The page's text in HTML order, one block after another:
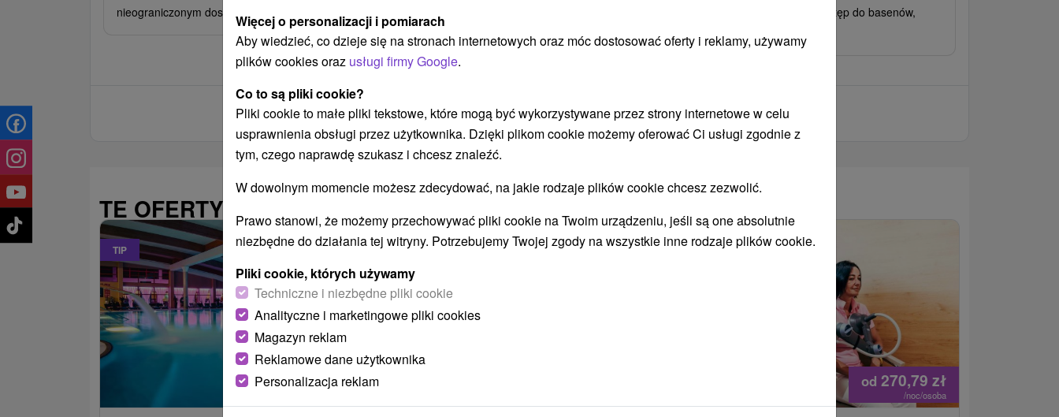
nieograniczonym dostępem do basenów.
dostęp do basenów, saun i hotelowego centrum
fitness.
dziennie oraz bezpłatny dostęp do basenów,
Załaduj więcej
TE OFERTY MOGĄ PAŃSTWO BYĆ TAKŻE ZAINTERESOWANY
TIP
od486,09zł od 270,79 zł
/noc/osoba
Więcej o personalizacji i pomiarach
Aby wiedzieć, co dzieje się na stronach internetowych oraz móc dostosować oferty i reklamy, używamy
plików cookies oraz usługi firmy Google.
Co to są pliki cookie?
Pliki cookie to małe pliki tekstowe, które mogą być wykorzystywane przez strony internetowe w celu
usprawnienia obsługi przez użytkownika. Dzięki plikom cookie możemy oferować Ci usługi zgodnie z
tym, czego naprawdę szukasz i chcesz znaleźć.
W dowolnym momencie możesz zdecydować, na jakie rodzaje plików cookie chcesz zezwolić.
Prawo stanowi, że możemy przechowywać pliki cookie na Twoim urządzeniu, jeśli są one absolutnie
niezbędne do działania tej witryny. Potrzebujemy Twojej zgody na wszystkie inne rodzaje plików cookie.
Pliki cookie, których używamy
Techniczne i niezbędne pliki cookie
Analityczne i marketingowe pliki cookies
Magazyn reklam
Reklamowe dane użytkownika
Personalizacja reklam